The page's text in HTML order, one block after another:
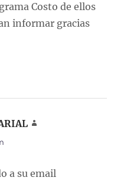
Costo de ellos
informar gracias
a su email